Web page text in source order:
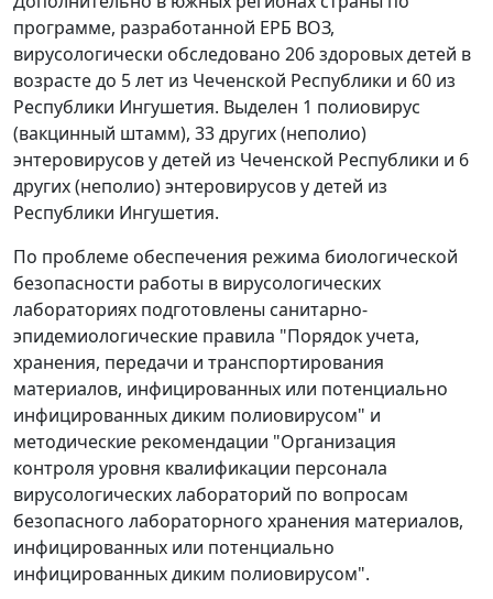
программе, разработанной ЕРБ ВОЗ,
вирусологически обследовано 206 здоровых детей в
возрасте до 5 лет из Чеченской Республики и 60 из
Республики Ингушетия. Выделен 1 полиовирус
(вакцинный штамм), 33 других (неполио)
энтеровирусов у детей из Чеченской Республики и 6
других (неполио) энтеровирусов у детей из
Республики Ингушетия.
По проблеме обеспечения режима биологической
безопасности работы в вирусологических
лабораториях подготовлены санитарно-
эпидемиологические правила "Порядок учета,
хранения, передачи и транспортирования
материалов, инфицированных или потенциально
инфицированных диким полиовирусом" и
методические рекомендации "Организация
контроля уровня квалификации персонала
вирусологических лабораторий по вопросам
безопасного лабораторного хранения материалов,
инфицированных или потенциально
инфицированных диким полиовирусом".